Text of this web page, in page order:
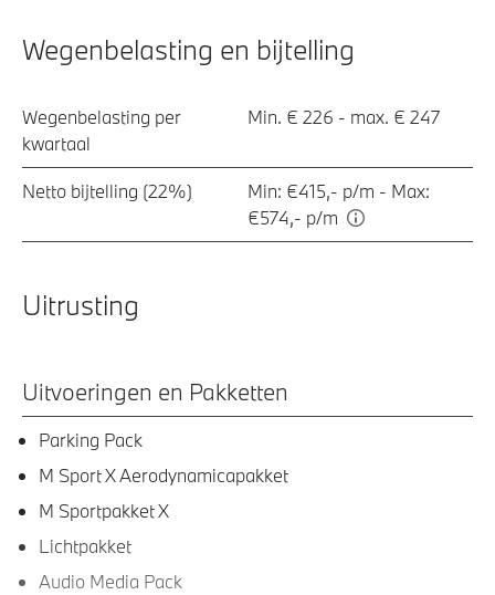
Wegenbelasting en bijtelling
Wegenbelasting per
kwartaal
Min. € 226 - max. € 247
Netto bijtelling (22%)
Min: €415,- p/m - Max:
€574,- p/m
Uitrusting
Uitvoeringen en Pakketten
Parking Pack
M Sport X Aerodynamicapakket
M Sportpakket X
Lichtpakket
Audio Media Pack